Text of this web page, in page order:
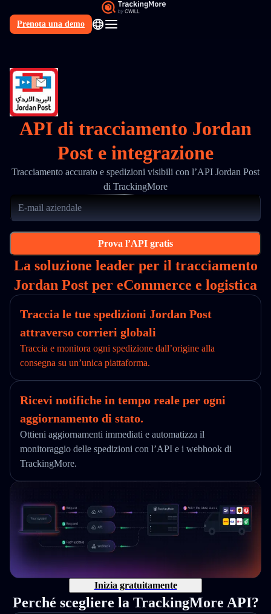
Prenota una demo
IT
API di tracciamento Jordan
Post e integrazione
Tracciamento accurato e spedizioni visibili con l’API Jordan Post
di TrackingMore
Prova l’API gratis
La soluzione leader per il tracciamento
Jordan Post per eCommerce e logistica
Traccia le tue spedizioni Jordan Post
attraverso corrieri globali
Traccia e monitora ogni spedizione dall’origine alla
consegna su un’unica piattaforma.
Ricevi notifiche in tempo reale per ogni
aggiornamento di stato.
Ottieni aggiornamenti immediati e automatizza il
monitoraggio delle spedizioni con l’API e i webhook di
TrackingMore.
Inizia gratuitamente
Perché scegliere la TrackingMore API?